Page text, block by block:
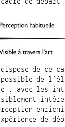
de ce
de
: avec les
de